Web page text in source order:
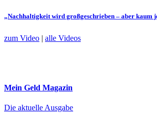
„Nachhaltigkeit wird großgeschrieben – aber kaum
zum Video | alle Videos
Mein Geld Magazin
Die aktuelle Ausgabe